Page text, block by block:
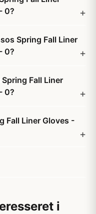
0?
Spring Fall Liner
0?
Fall Liner
0?
Fall Liner Gloves -
i